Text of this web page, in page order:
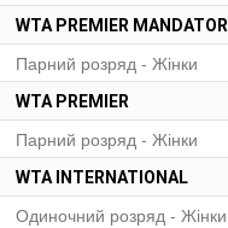
WTA PREMIER
Парний розряд - Жінки
WTA PREMIER
Парний розряд - Жінки
WTA INTERNATIONAL
Одиночний розряд - Жінки